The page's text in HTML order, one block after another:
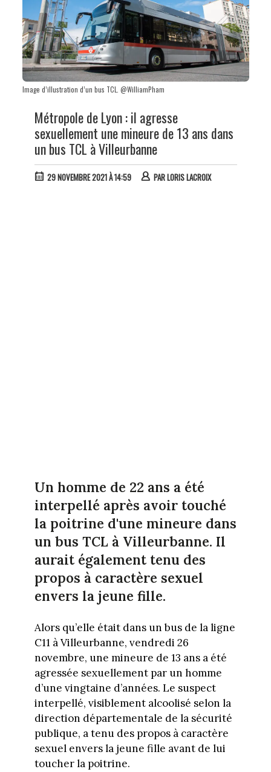
Image d’illustration d’un bus TCL. @WilliamPham
Métropole de Lyon : il agresse
sexuellement une mineure de 13 ans dans
un bus TCL à Villeurbanne
29 NOVEMBRE 2021 À 14:59 PARLORIS LACROIX
Un homme de 22 ans a été
interpellé après avoir touché
la poitrine d'une mineure dans
un bus TCL à Villeurbanne. Il
aurait également tenu des
propos à caractère sexuel
envers la jeune fille.
Alors qu’elle était dans un bus de la ligne
C11 à Villeurbanne, vendredi 26
novembre, une mineure de 13 ans a été
agressée sexuellement par un homme
d’une vingtaine d’années. Le suspect
interpellé, visiblement alcoolisé selon la
direction départementale de la sécurité
publique, a tenu des propos à caractère
sexuel envers la jeune fille avant de lui
toucher la poitrine.